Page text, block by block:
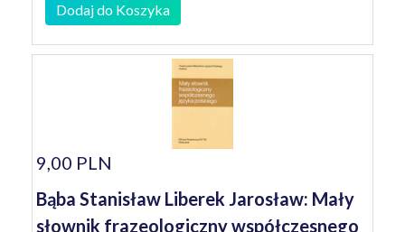
Dodaj do Koszyka
9,00 PLN
Bąba Stanisław Liberek Jarosław: Mały
słownik frazeologiczny współczesnego